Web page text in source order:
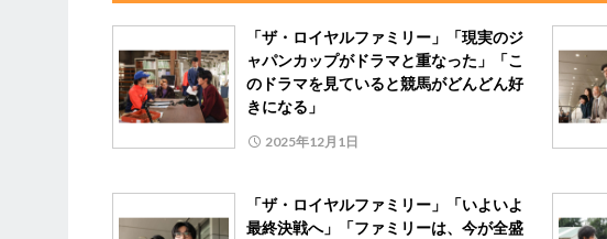
「ザ・ロイヤルファミリー」「現実のジ
ャパンカップがドラマと重なった」「こ
のドラマを見ていると競馬がどんどん好
きになる」
2025年12月1日
「ザ・ロイヤルファミリー」「いよいよ
最終決戦へ」「ファミリーは、今が全盛